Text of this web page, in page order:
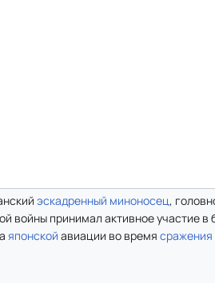
эскадренный миноносец,
войны принимал активное участие в
японской авиации во время